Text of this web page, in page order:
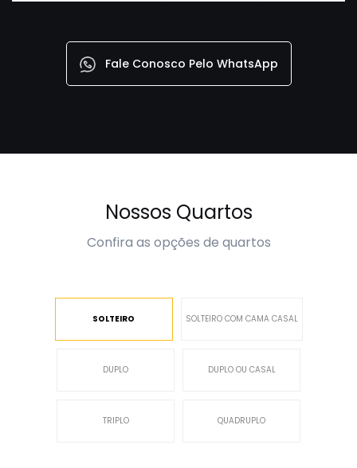
Fale Conosco Pelo WhatsApp
Nossos Quartos
Confira as opções de quartos
SOLTEIRO SOLTEIRO COM CAMA CASAL
DUPLO DUPLO OU CASAL
TRIPLO QUADRUPLO